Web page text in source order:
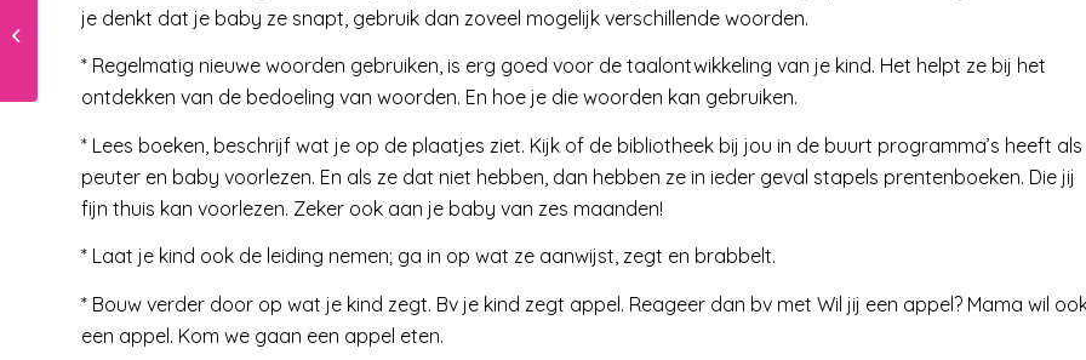
je denkt dat je baby ze snapt, gebruik dan zoveel mogelijk verschillende woorden.
* Regelmatig nieuwe woorden gebruiken, is erg goed voor de taalontwikkeling van je kind. Het helpt ze bij het
ontdekken van de bedoeling van woorden. En hoe je die woorden kan gebruiken.
* Lees boeken, beschrijf wat je op de plaatjes ziet. Kijk of de bibliotheek bij jou in de buurt programma’s heeft als
peuter en baby voorlezen. En als ze dat niet hebben, dan hebben ze in ieder geval stapels prentenboeken. Die jij
fijn thuis kan voorlezen. Zeker ook aan je baby van zes maanden!
* Laat je kind ook de leiding nemen; ga in op wat ze aanwijst, zegt en brabbelt.
* Bouw verder door op wat je kind zegt. Bv je kind zegt appel. Reageer dan bv met Wil jij een appel? Mama wil
een appel. Kom we gaan een appel eten.
‘Muzieklessen ook nodig in